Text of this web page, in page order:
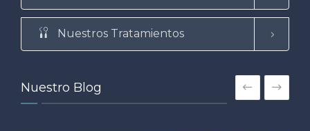
Nuestros Tratamientos
Nuestro Blog